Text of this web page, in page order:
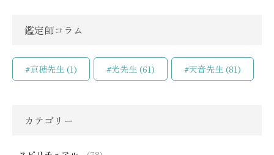
鑑定師コラム
#京穂先生 (1) #光先生 (61) #天音先生 (81)
カテゴリー